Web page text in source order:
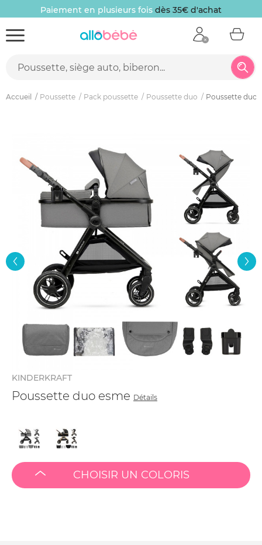
Paiement en plusieurs fois dès 35€ d'achat
Accueil Poussette Pack poussette Poussette duo Poussette duo
KINDERKRAFT
Poussette duo esme Détails
CHOISIR UN COLORIS